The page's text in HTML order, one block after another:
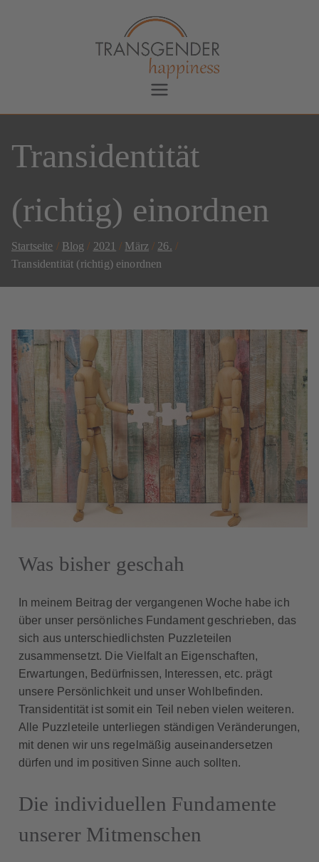
Transgender Happiness
Bianca Dorada
Transidentität
(richtig) einordnen
Startseite Blog 2021 März
26.
Transidentität (richtig) einordnen
Was bisher geschah
In meinem Beitrag der vergangenen Woche habe ich
über unser persönliches Fundament geschrieben, das
sich aus unterschiedlichsten Puzzleteilen
zusammensetzt. Die Vielfalt an Eigenschaften,
Erwartungen, Bedürfnissen, Interessen, etc. prägt
unsere Persönlichkeit und unser Wohlbefinden.
Transidentität ist somit ein Teil neben vielen weiteren.
Alle Puzzleteile unterliegen ständigen Veränderungen,
mit denen wir uns regelmäßig auseinandersetzen
dürfen und im positiven Sinne auch sollten.
Die individuellen Fundamente
unserer Mitmenschen